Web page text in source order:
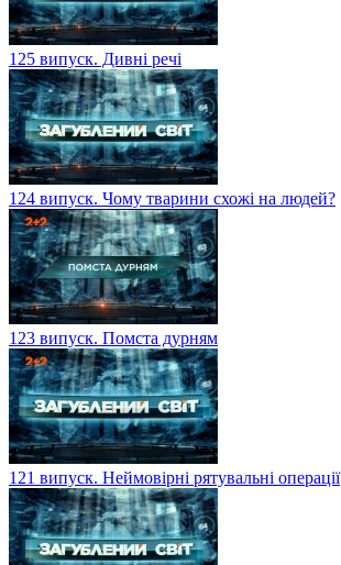
125 випуск. Дивні речі
124 випуск. Чому тварини схожі на людей?
123 випуск. Помста дурням
121 випуск. Неймовірні рятувальні операції